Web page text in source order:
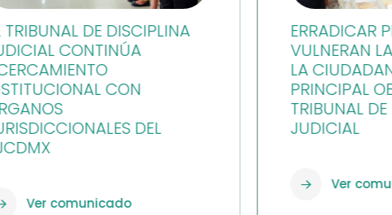
ERRADICAR PRÁCTICAS QUE
VULNERAN LA CONFIANZA DE
LA CIUDADANÍA ES EL
PRINCIPAL OBJETIVO DEL
JUDICIAL